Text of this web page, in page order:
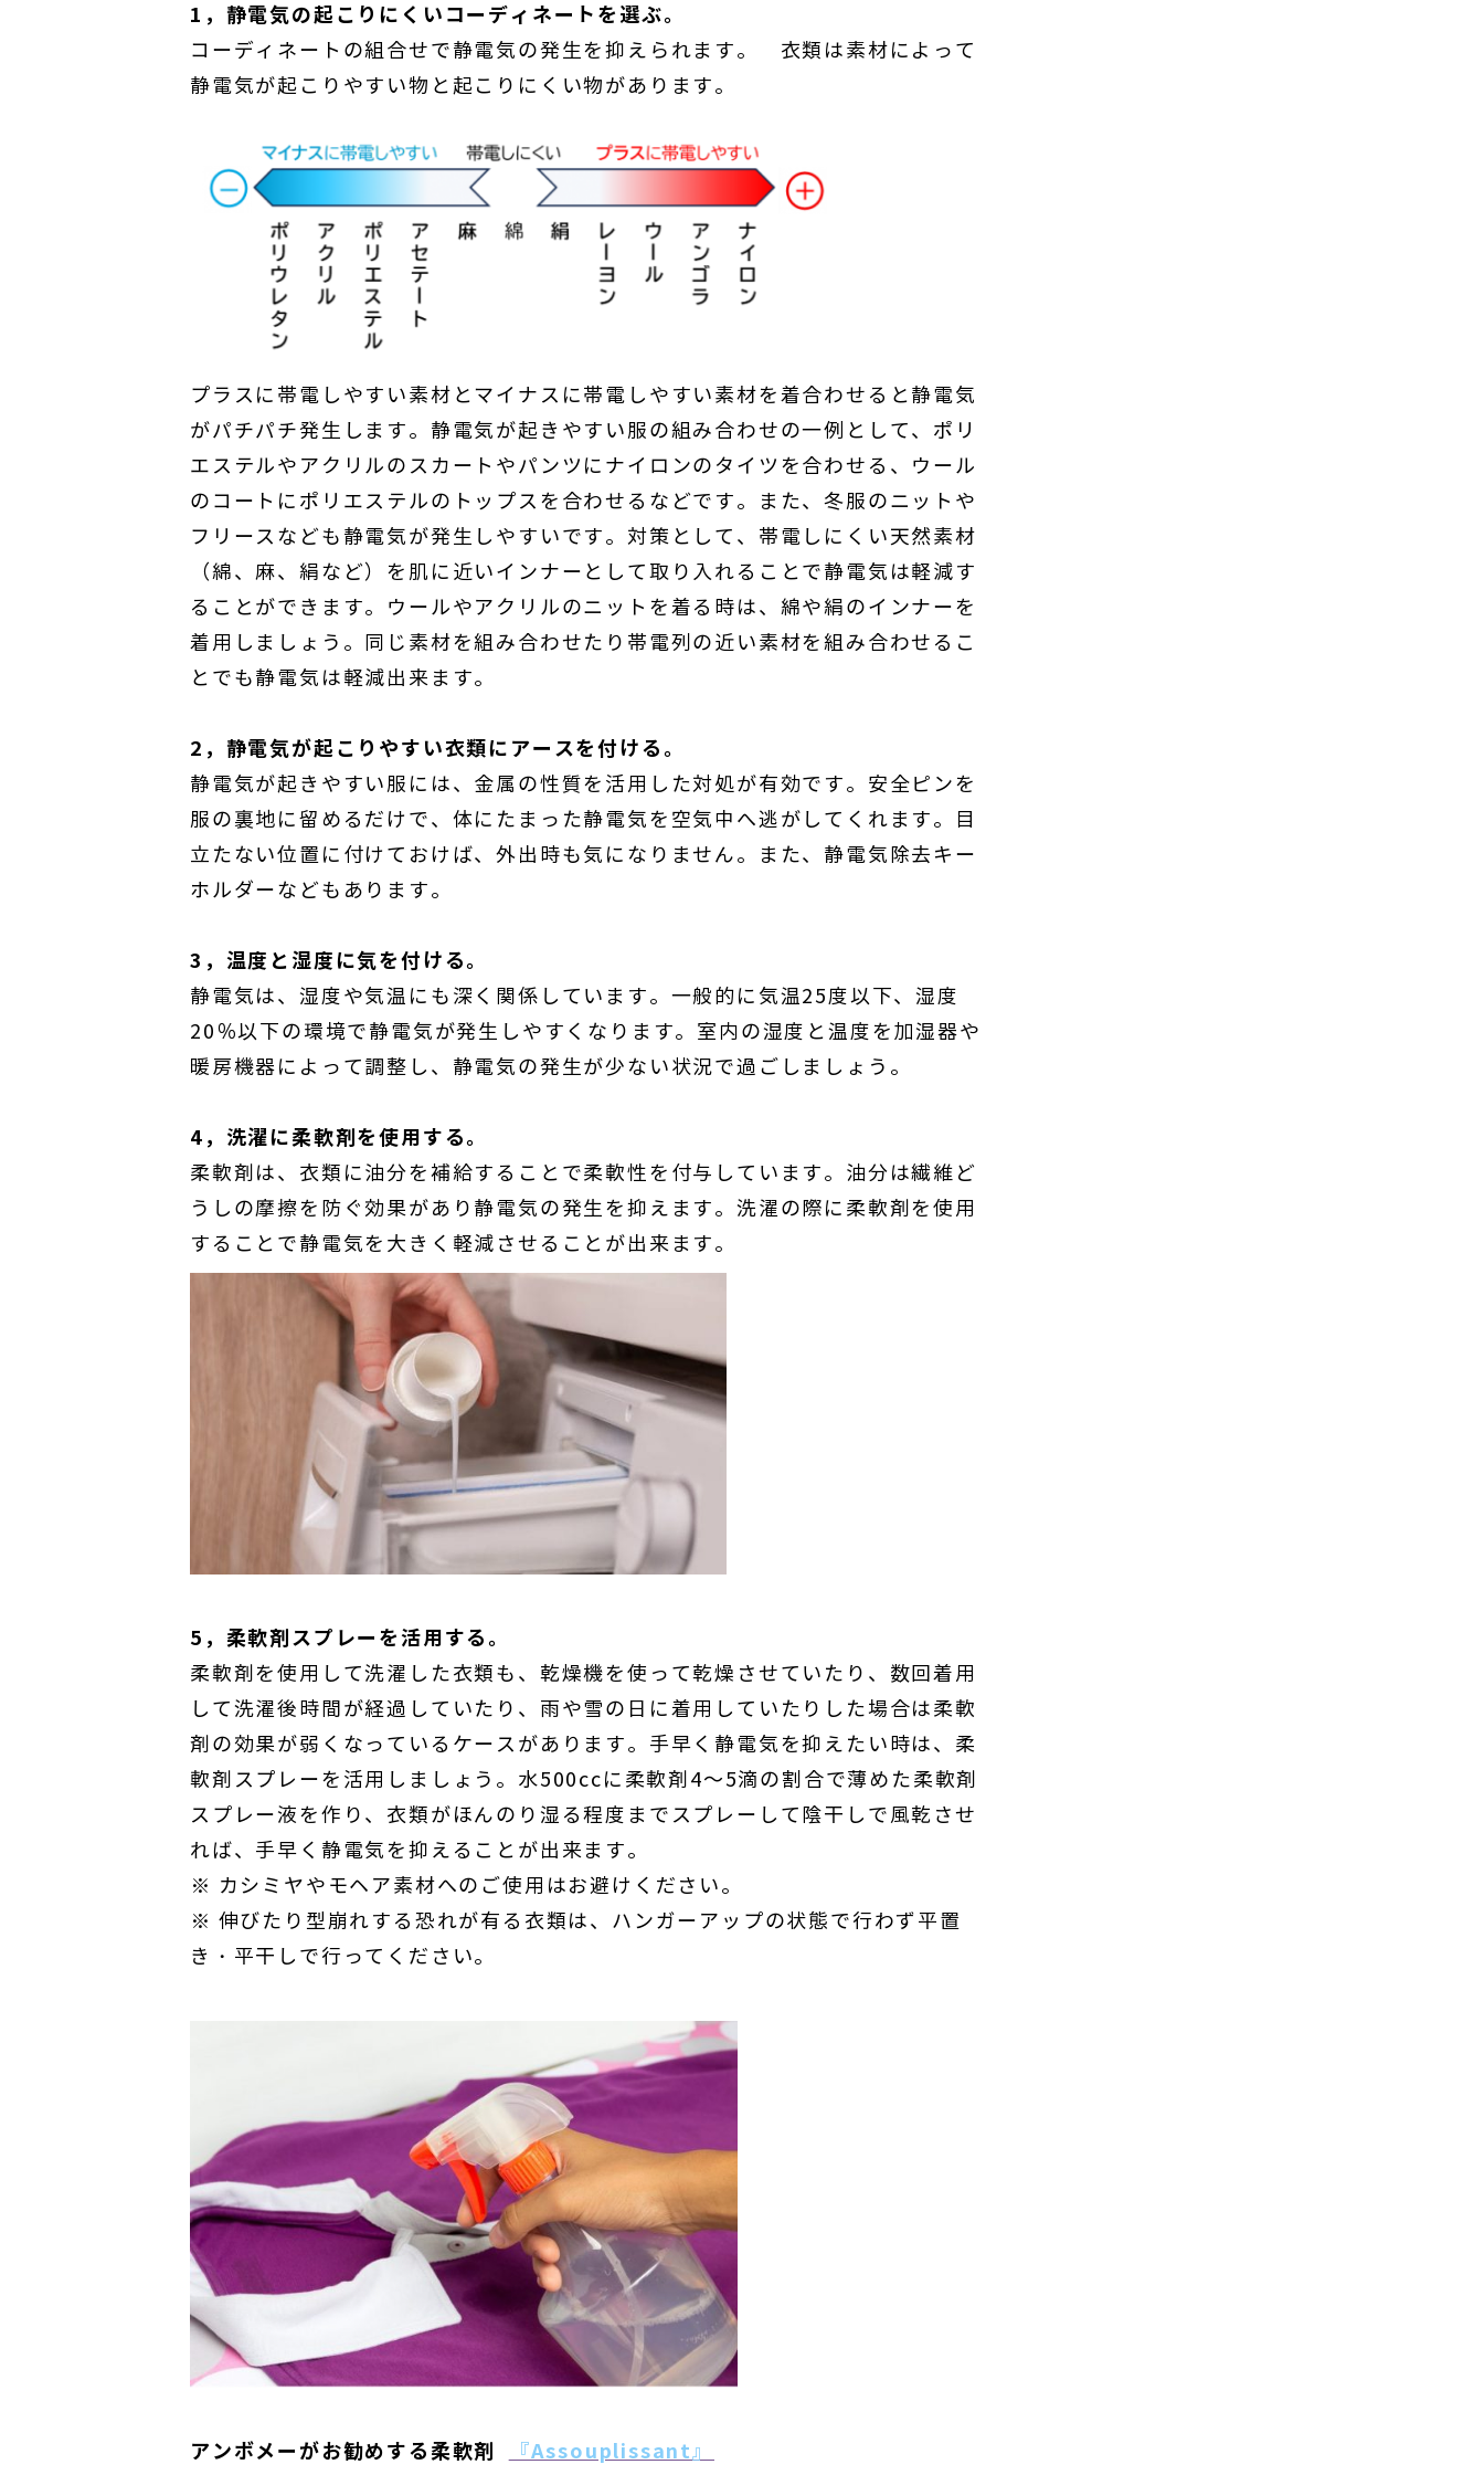
1，静電気の起こりにくいコーディネートを選ぶ。
コーディネートの組合せで静電気の発生を抑えられます。 衣類は素材によって
静電気が起こりやすい物と起こりにくい物があります。
プラスに帯電しやすい素材とマイナスに帯電しやすい素材を着合わせると静電気
がパチパチ発生します。静電気が起きやすい服の組み合わせの一例として、ポリ
エステルやアクリルのスカートやパンツにナイロンのタイツを合わせる、ウール
のコートにポリエステルのトップスを合わせるなどです。また、冬服のニットや
フリースなども静電気が発生しやすいです。対策として、帯電しにくい天然素材
（綿、麻、絹など）を肌に近いインナーとして取り入れることで静電気は軽減す
ることができます。ウールやアクリルのニットを着る時は、綿や絹のインナーを
着用しましょう。同じ素材を組み合わせたり帯電列の近い素材を組み合わせるこ
とでも静電気は軽減出来ます。
2，静電気が起こりやすい衣類にアースを付ける。
静電気が起きやすい服には、金属の性質を活用した対処が有効です。安全ピンを
服の裏地に留めるだけで、体にたまった静電気を空気中へ逃がしてくれます。目
立たない位置に付けておけば、外出時も気になりません。また、静電気除去キー
ホルダーなどもあります。
3，温度と湿度に気を付ける。
静電気は、湿度や気温にも深く関係しています。一般的に気温25度以下、湿度
20％以下の環境で静電気が発生しやすくなります。室内の湿度と温度を加湿器や
暖房機器によって調整し、静電気の発生が少ない状況で過ごしましょう。
4，洗濯に柔軟剤を使用する。
柔軟剤は、衣類に油分を補給することで柔軟性を付与しています。油分は繊維ど
うしの摩擦を防ぐ効果があり静電気の発生を抑えます。洗濯の際に柔軟剤を使用
することで静電気を大きく軽減させることが出来ます。
5，柔軟剤スプレーを活用する。
柔軟剤を使用して洗濯した衣類も、乾燥機を使って乾燥させていたり、数回着用
して洗濯後時間が経過していたり、雨や雪の日に着用していたりした場合は柔軟
剤の効果が弱くなっているケースがあります。手早く静電気を抑えたい時は、柔
軟剤スプレーを活用しましょう。水500ccに柔軟剤4～5滴の割合で薄めた柔軟剤
スプレー液を作り、衣類がほんのり湿る程度までスプレーして陰干しで風乾させ
れば、手早く静電気を抑えることが出来ます。
※ カシミヤやモヘア素材へのご使用はお避けください。
※ 伸びたり型崩れする恐れが有る衣類は、ハンガーアップの状態で行わず平置
き・平干しで行ってください。
アンボメーがお勧めする柔軟剤 『Assouplissant』